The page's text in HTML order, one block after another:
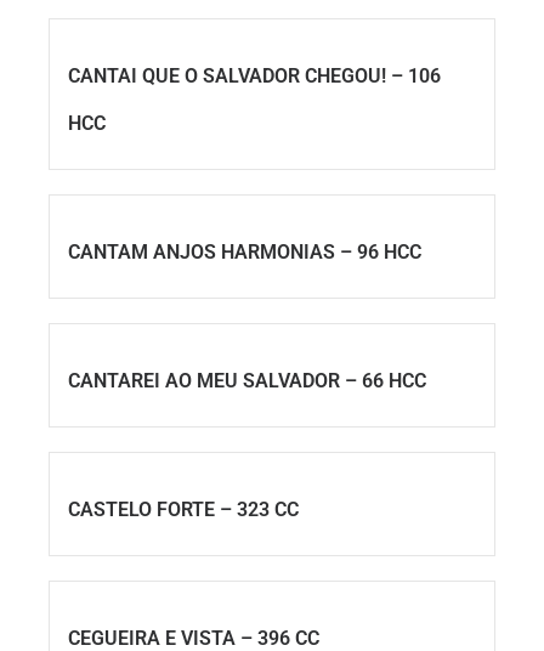
CANTAI QUE O SALVADOR CHEGOU! – 106
HCC
CANTAM ANJOS HARMONIAS – 96 HCC
CANTAREI AO MEU SALVADOR – 66 HCC
CASTELO FORTE – 323 CC
CEGUEIRA E VISTA – 396 CC